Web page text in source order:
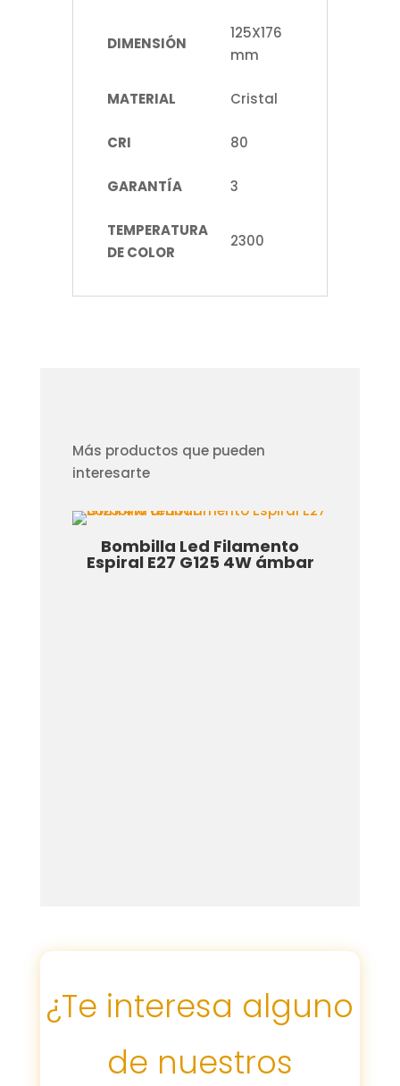
DIMENSIÓN
125X176
mm
MATERIAL Cristal
CRI 80
GARANTÍA 3
TEMPERATURA
DE COLOR
2300
Más productos que pueden
interesarte
Bombilla Led Filamento
Espiral E27 G125 4W ámbar
¿Te interesa alguno
de nuestros